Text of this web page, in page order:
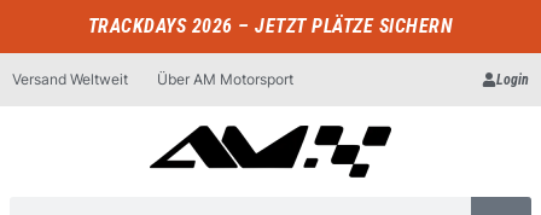
TRACKDAYS 2026 – JETZT PLÄTZE SICHERN
Versand Weltweit Über AM Motorsport Login